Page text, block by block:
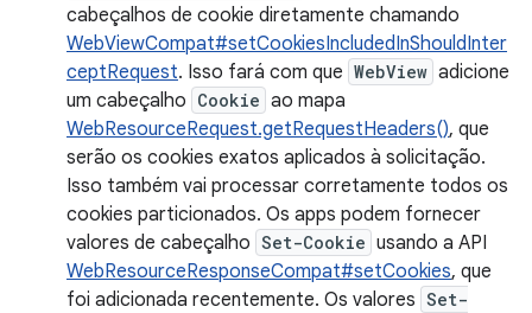
cabeçalhos de cookie diretamente chamando
WebViewCompat#setCookiesIncludedInShouldInter
ceptRequest. Isso fará com que WebView adicione
um cabeçalho Cookie ao mapa
WebResourceRequest.getRequestHeaders(), que
serão os cookies exatos aplicados à solicitação.
Isso também vai processar corretamente todos os
cookies particionados. Os apps podem fornecer
valores de cabeçalho Set-Cookie usando a API
WebResourceResponseCompat#setCookies, que
foi adicionada recentemente. Os valores Set-